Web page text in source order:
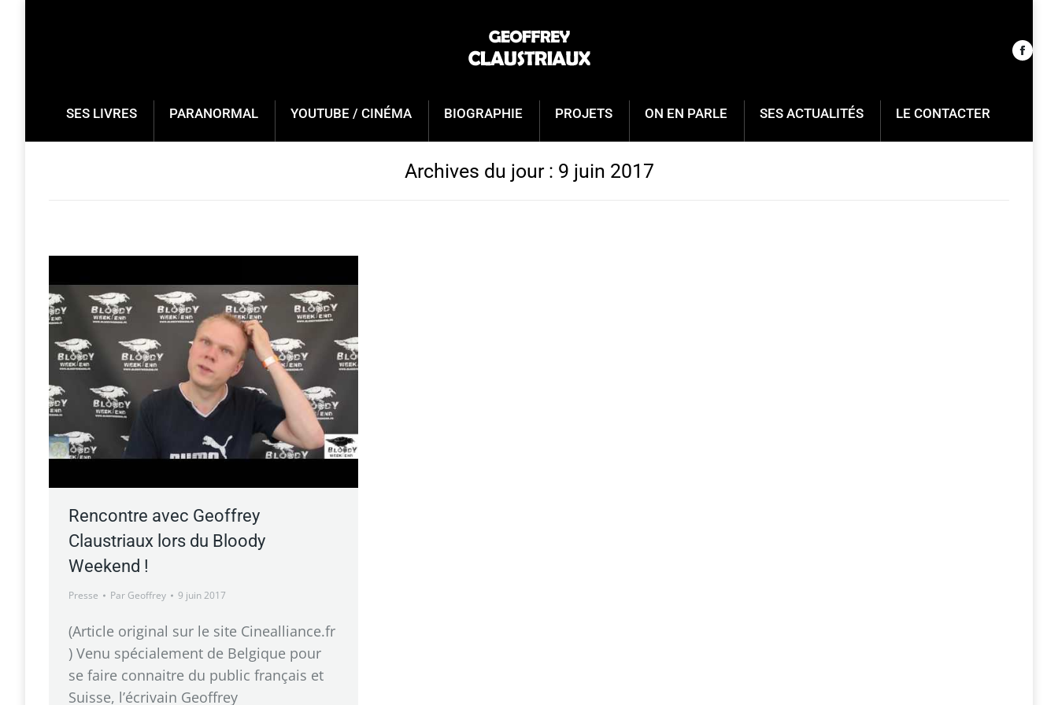
SES LIVRES PARANORMAL YOUTUBE / CINÉMA BIOGRAPHIE PROJETS ON EN PARLE SES ACTUALITÉS LE CONTACTER
Archives du jour : 9 juin 2017
Rencontre avec Geoffrey
Claustriaux lors du Bloody
Weekend !
Presse Par Geoffrey 9 juin 2017
(Article original sur le site Cinealliance.fr
) Venu spécialement de Belgique pour
se faire connaitre du public français et
Suisse, l’écrivain Geoffrey